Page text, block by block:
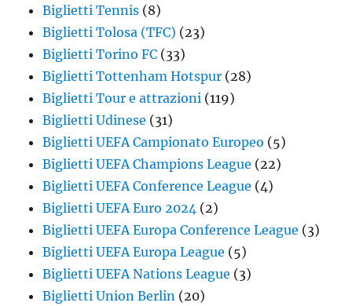
Biglietti Tennis (8)
Biglietti Tolosa (TFC) (23)
Biglietti Torino FC (33)
Biglietti Tottenham Hotspur (28)
Biglietti Tour e attrazioni (119)
Biglietti Udinese (31)
Biglietti UEFA Campionato Europeo (5)
Biglietti UEFA Champions League (22)
Biglietti UEFA Conference League (4)
Biglietti UEFA Euro 2024 (2)
Biglietti UEFA Europa Conference League (3)
Biglietti UEFA Europa League (5)
Biglietti UEFA Nations League (3)
Biglietti Union Berlin (20)